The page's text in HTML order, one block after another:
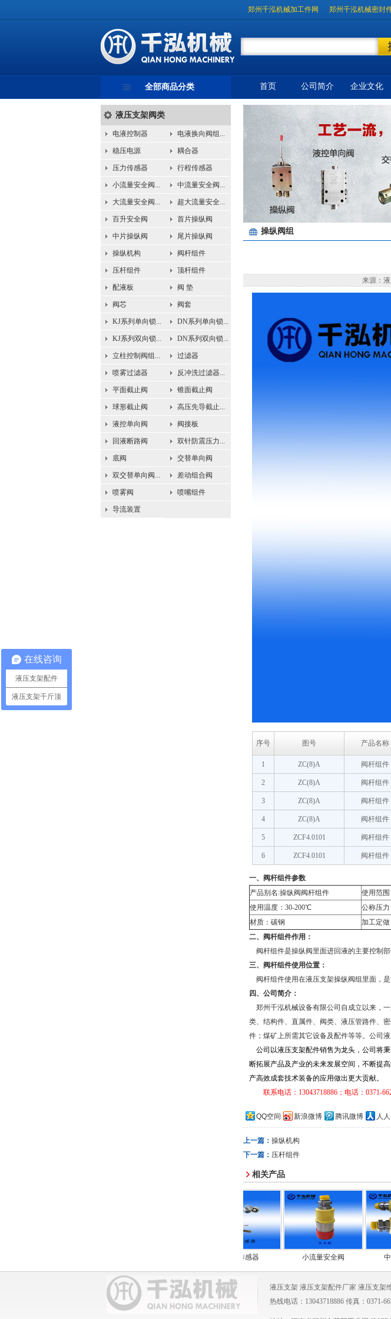
郑州千泓机械加工件网 郑州千泓机械密封
全部商品分类
液压支架阀类
电液控制器 电液换向阀组...
稳压电源 耦合器
压力传感器 行程传感器
小流量安全阀... 中流量安全阀...
大流量安全阀... 超大流量安全...
百升安全阀 首片操纵阀
中片操纵阀 尾片操纵阀
操纵机构 阀杆组件
压杆组件 顶杆组件
配液板 阀 垫
阀芯 阀套
KJ系列单向锁... DN系列单向锁...
KJ系列双向锁... DN系列双向锁...
立柱控制阀组... 过滤器
喷雾过滤器 反冲洗过滤器...
平面截止阀 锥面截止阀
球形截止阀 高压先导截止...
液控单向阀 阀接板
回液断路阀 双针防震压力...
底阀 交替单向阀
双交替单向阀... 差动组合阀
喷雾阀 喷嘴组件
导流装置
首页 公司简介 企业文化
操纵阀组
来源：
序号 图号 产品名称
1 ZC(8)A 阀杆组件
2 ZC(8)A 阀杆组件
3 ZC(8)A 阀杆组件
4 ZC(8)A 阀杆组件
5 ZCF4.0101 阀杆组件
6 ZCF4.0101 阀杆组件
一、 阀杆组件参数
产品别名 :操纵阀阀杆组件 使用范
使用温度： 30-200℃ 公称压力
材质：碳钢
加工定做
二、阀杆组件作用：
阀杆组件是操纵阀里面进回液的主要控制部
三、阀杆组件使用位置：
阀杆组件使用在液压支架操纵阀组里面，
四 、公司简介：
郑州千泓机械设备有限公司自成立以来，
类、结构件、直属件、阀类、液压管路件、
件；煤矿上所需其它设备及配件等等。公司
公司以液压支架配件销售为龙头，公司将
断拓展产品及产业的未来发展空间，不断提
产高效成套技术装备的应用做出更大贡献。
联系电话： 13043718886； 电话：0371-
QQ空间 新浪微博 腾讯微博 人
上一篇： 操纵机构
下一篇： 压杆组件
相关产品
行程传感器 小流量安全阀 中
液压支架 液压支架配件厂家 液压支架
热线电话：13043718886 传真：0371-
在线咨询
液压支架配件
液压支架千斤顶